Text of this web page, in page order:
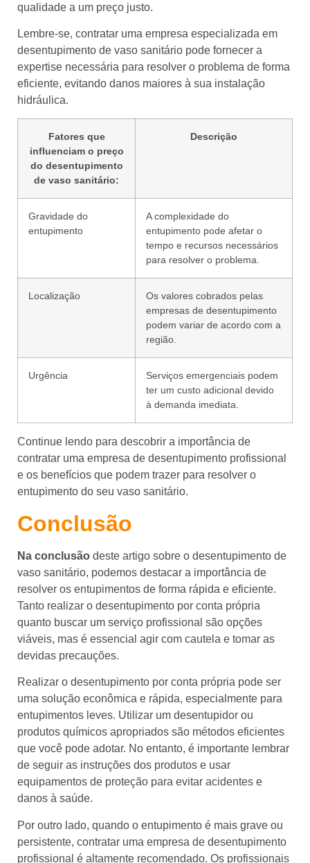
qualidade a um preço justo.
Lembre-se, contratar uma empresa especializada em
desentupimento de vaso sanitário pode fornecer a
expertise necessária para resolver o problema de forma
eficiente, evitando danos maiores à sua instalação
hidráulica.
Fatores que
influenciam o preço
do desentupimento
de vaso sanitário:
Descrição
Gravidade do
entupimento
A complexidade do
entupimento pode afetar o
tempo e recursos necessários
para resolver o problema.
Localização
Os valores cobrados pelas
empresas de desentupimento
podem variar de acordo com a
região.
Urgência
Serviços emergenciais podem
ter um custo adicional devido
à demanda imediata.
Continue lendo para descobrir a importância de
contratar uma empresa de desentupimento profissional
e os benefícios que podem trazer para resolver o
entupimento do seu vaso sanitário.
Conclusão
Na conclusão deste artigo sobre o desentupimento de
vaso sanitário, podemos destacar a importância de
resolver os entupimentos de forma rápida e eficiente.
Tanto realizar o desentupimento por conta própria
quanto buscar um serviço profissional são opções
viáveis, mas é essencial agir com cautela e tomar as
devidas precauções.
Realizar o desentupimento por conta própria pode ser
uma solução econômica e rápida, especialmente para
entupimentos leves. Utilizar um desentupidor ou
produtos químicos apropriados são métodos eficientes
que você pode adotar. No entanto, é importante lembrar
de seguir as instruções dos produtos e usar
equipamentos de proteção para evitar acidentes e
danos à saúde.
Por outro lado, quando o entupimento é mais grave ou
persistente, contratar uma empresa de desentupimento
profissional é altamente recomendado. Os profissionais